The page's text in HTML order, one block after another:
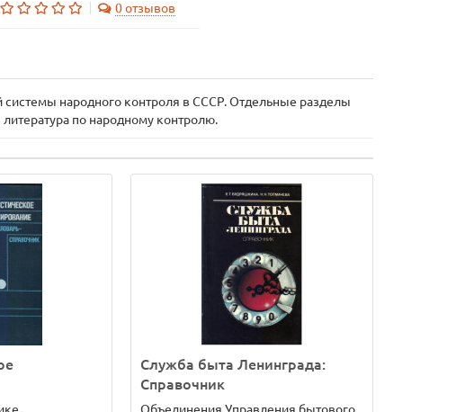
0 отзывов
народного контроля в СССР. Отдельные разделы
по народному контролю.
Служба быта Ленинграда:
Справочник